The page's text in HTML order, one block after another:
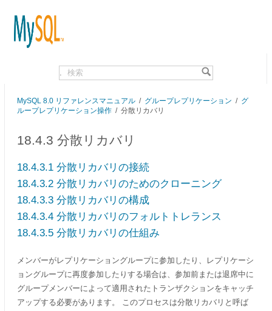
MySQL 8.0 リファレンスマニュアル / グループレプリケーション / グ
ループレプリケーション操作 / 分散リカバリ
18.4.3 分散リカバリ
18.4.3.1 分散リカバリの接続
18.4.3.2 分散リカバリのためのクローニング
18.4.3.3 分散リカバリの構成
18.4.3.4 分散リカバリのフォルトトレランス
18.4.3.5 分散リカバリの仕組み
メンバーがレプリケーショングループに参加したり、レプリケーシ
ョングループに再度参加したりする場合は、参加前または退席中に
グループメンバーによって適用されたトランザクションをキャッチ
アップする必要があります。 このプロセスは分散リカバリと呼ば